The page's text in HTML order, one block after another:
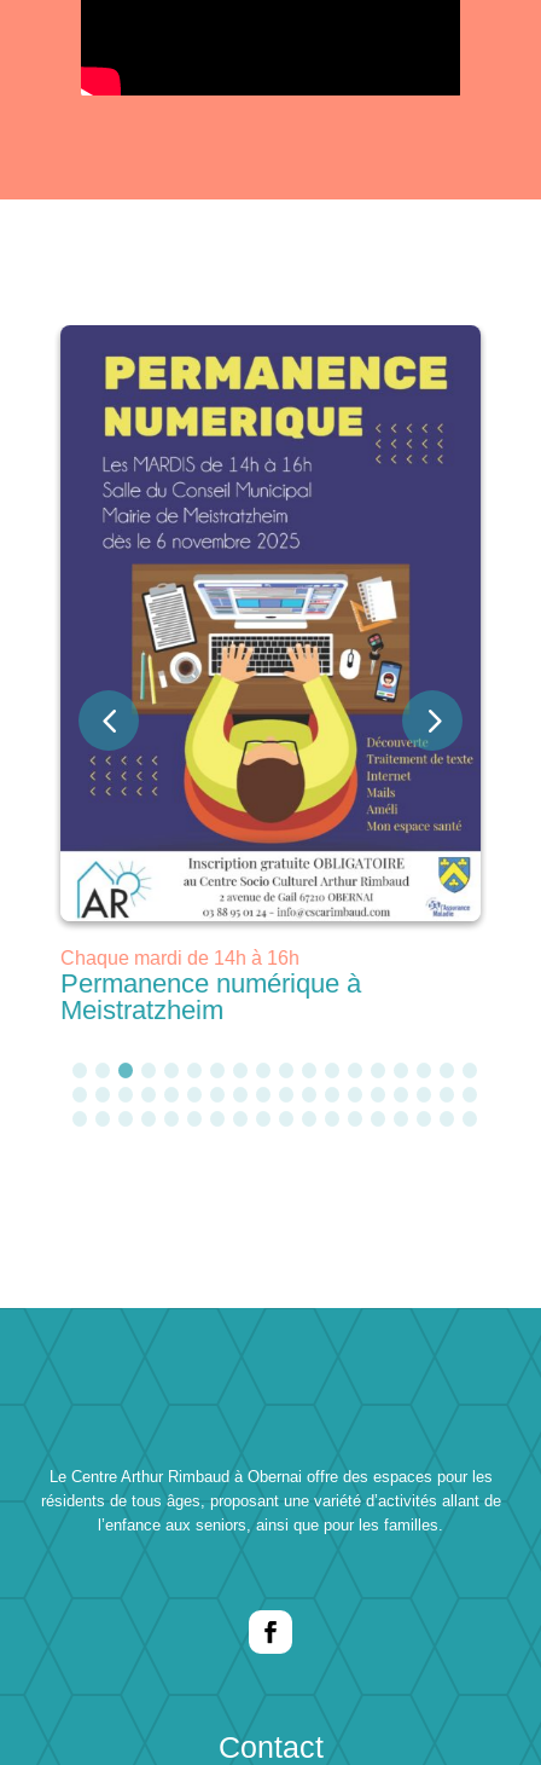
Chaque mardi de 14h à 16h
Permanence numérique à
Meistratzheim
Le Centre Arthur Rimbaud à Obernai offre des espaces pour les
résidents de tous âges, proposant une variété d’activités allant de
l’enfance aux seniors, ainsi que pour les familles.
Contact